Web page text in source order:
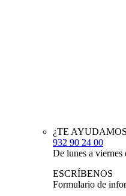
¿TE
932 90 24 00
De lunes a viernes
ESCRÍBENOS
Formulario de